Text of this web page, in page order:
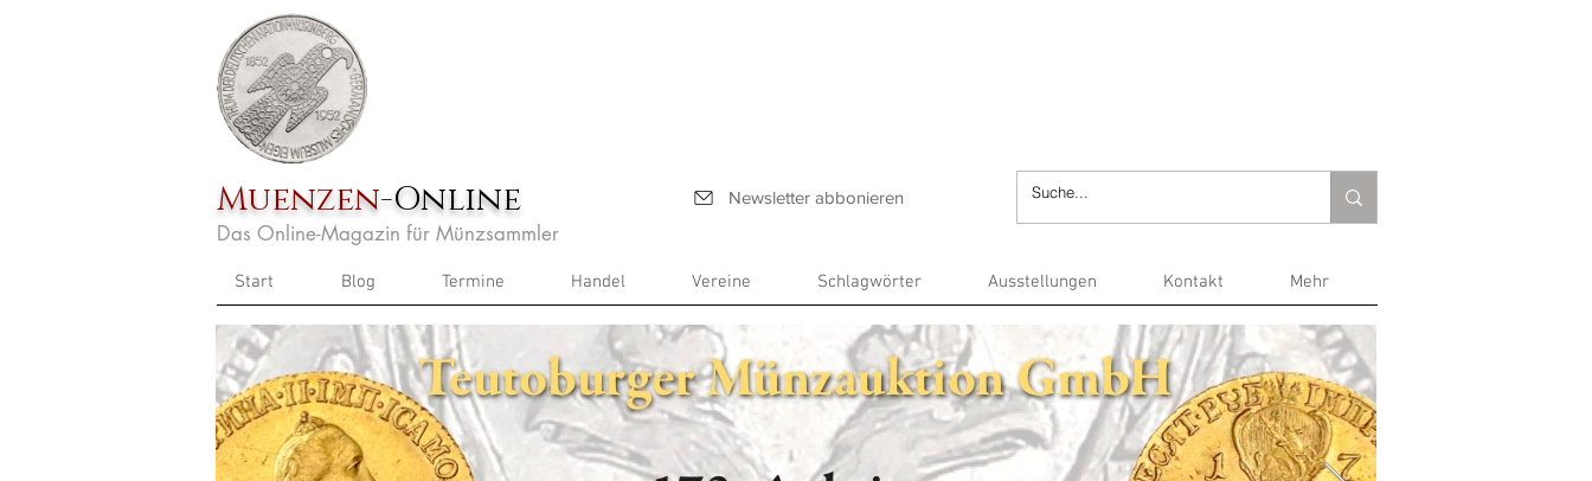
Muenzen-Online Newsletter abbonieren
Das Online-Magazin für Münzsammler
Start Blog Termine Handel Vereine Schlagwörter Ausstellungen Kontakt Mehr